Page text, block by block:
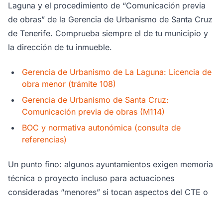
Laguna y el procedimiento de “Comunicación previa
de obras” de la Gerencia de Urbanismo de Santa Cruz
de Tenerife. Comprueba siempre el de tu municipio y
la dirección de tu inmueble.
Gerencia de Urbanismo de La Laguna: Licencia de
obra menor (trámite 108)
Gerencia de Urbanismo de Santa Cruz:
Comunicación previa de obras (M114)
BOC y normativa autonómica (consulta de
referencias)
Un punto fino: algunos ayuntamientos exigen memoria
técnica o proyecto incluso para actuaciones
consideradas “menores” si tocan aspectos del CTE o